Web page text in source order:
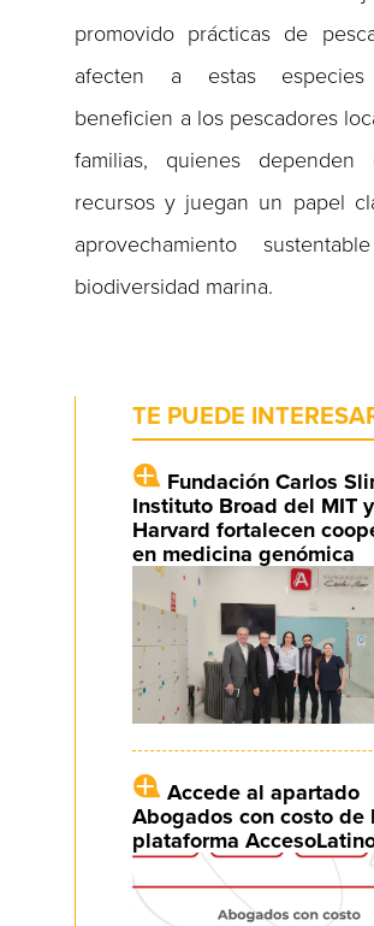
promovido prácticas de
afecten a estas
beneficien a los pescadores
familias, quienes dependen
recursos y juegan un papel
aprovechamiento
biodiversidad marina.
TE PUEDE
Fundación Carlos
Instituto Broad del MIT y
Harvard fortalecen
en medicina genómica
Accede al apartado
Abogados con costo de
plataforma